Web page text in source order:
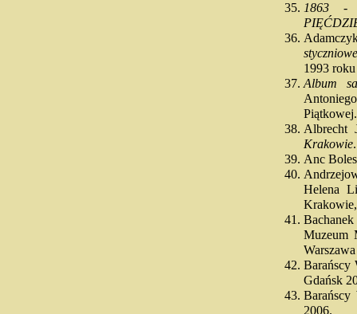
1863 -
1993
Album
Albrecht
Krakowie
Anc
Helena
Muzeum
Barańscy
Gdańsk
2006.